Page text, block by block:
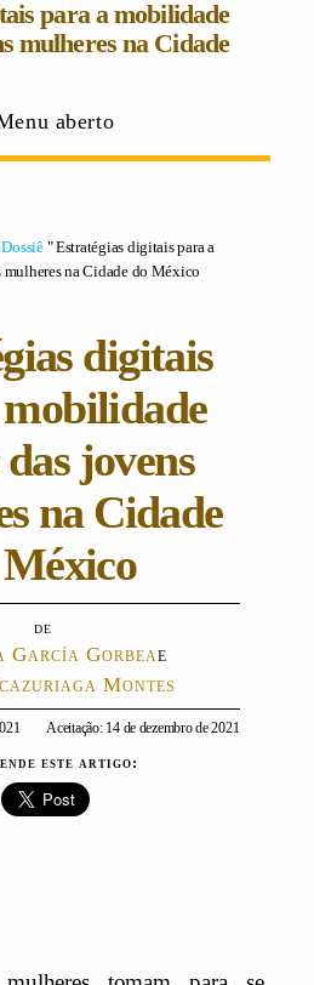
para a mobilidade
mulheres na Cidade
aberto
Dossiê" Estratégias digitais para a
na Cidade do México
digitais
jovens
na Cidade
García Gorbeae
Montes
Aceitação: 14 de dezembro de 2021
este artigo: